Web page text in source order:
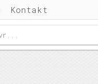
Kontakt